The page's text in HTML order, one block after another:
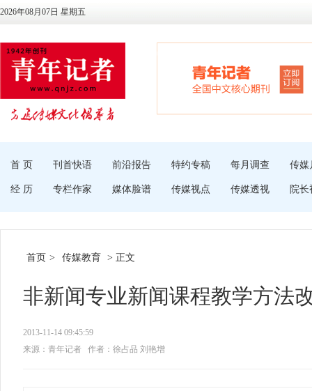
2026年08月07日 星期五
首 页 刊首快语 前沿报告 特约专稿 每月调查 传媒
经 历 专栏作家 媒体脸谱 传媒视点 传媒透视 院长
首页 > 传媒教育 > 正文
非新闻专业新闻课程教学方法
2013-11-14 09:45:59
来源：青年记者
作者：徐占品 刘艳增